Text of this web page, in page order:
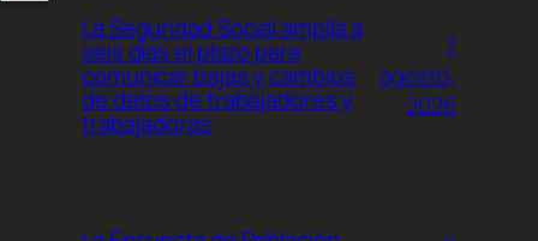
La Seguridad Social amplía a
seis días el plazo para
comunicar bajas y cambios
de datos de trabajadores y
trabajadoras
7
agosto,
2026